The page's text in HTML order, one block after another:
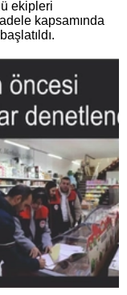
ekipleri
kapsamında